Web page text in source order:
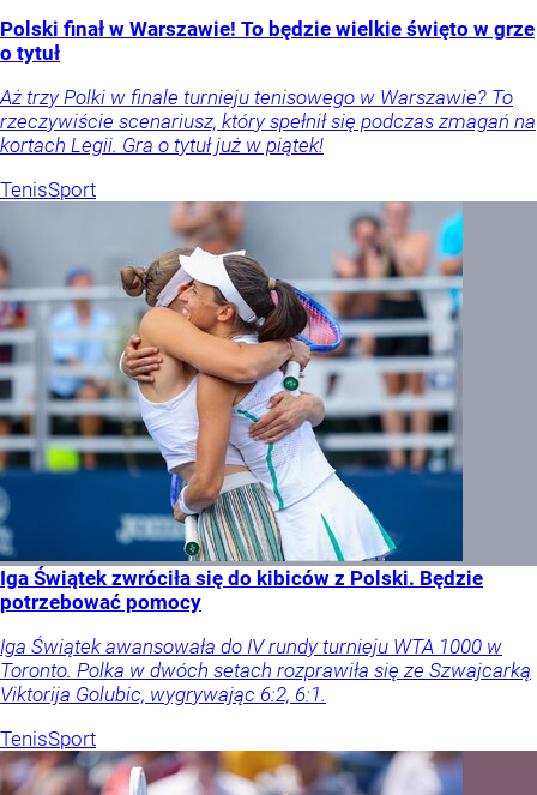
Polski finał w Warszawie! To będzie wielkie święto w grze
o tytuł
Aż trzy Polki w finale turnieju tenisowego w Warszawie? To
rzeczywiście scenariusz, który spełnił się podczas zmagań na
kortach Legii. Gra o tytuł już w piątek!
TenisSport
Iga Świątek zwróciła się do kibiców z Polski. Będzie
potrzebować pomocy
Iga Świątek awansowała do IV rundy turnieju WTA 1000 w
Toronto. Polka w dwóch setach rozprawiła się ze Szwajcarką
Viktorija Golubic, wygrywając 6:2, 6:1.
TenisSport